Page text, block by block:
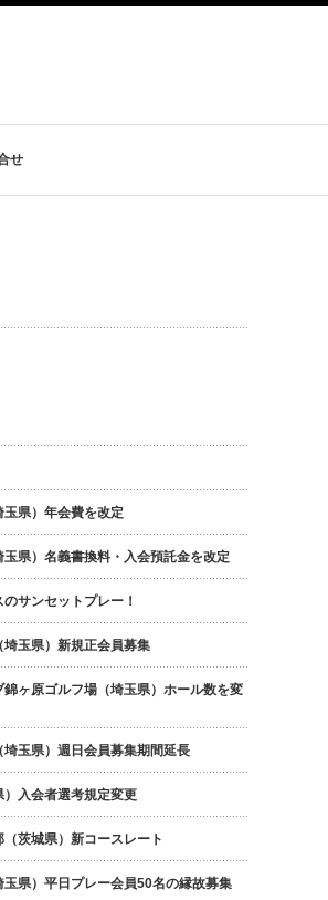
せ
玉県）年会費を改定
県）名義書換料・入会預託金を改定
サンセットプレー！
玉県）新規正会員募集
ヶ原ゴルフ場（埼玉県）ホール数を変
玉県）週日会員募集期間延長
入会者選考規定変更
茨城県）新コースレート
県）平日プレー会員50名の縁故募集